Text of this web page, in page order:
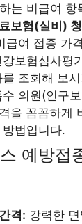
는 비급여 항
보험(실비)
급여 접종 가
보험심사평
조회해 보
의원(인구
을 꼼꼼하게
법입니다.
예방접
격: 강력한